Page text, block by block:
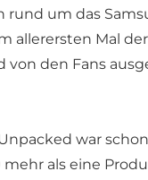
um das
allerersten Mal
von den Fans
war
mehr als eine